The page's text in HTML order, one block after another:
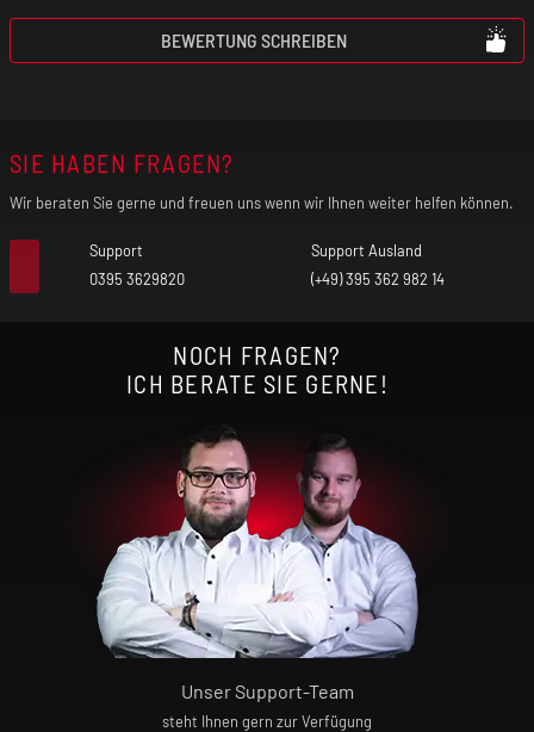
BEWERTUNG SCHREIBEN
SIE HABEN FRAGEN?
Wir beraten Sie gerne und freuen uns wenn wir Ihnen weiter helfen können.
Support
0395 3629820
Support Ausland
(+49) 395 362 982 14
NOCH FRAGEN?
ICH BERATE SIE GERNE!
Unser Support-Team
steht Ihnen gern zur Verfügung